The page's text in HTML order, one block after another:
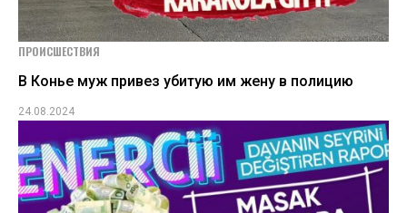
ПРОИСШЕСТВИЯ
В Конье муж привез убитую им жену в полицию
24.08.2024